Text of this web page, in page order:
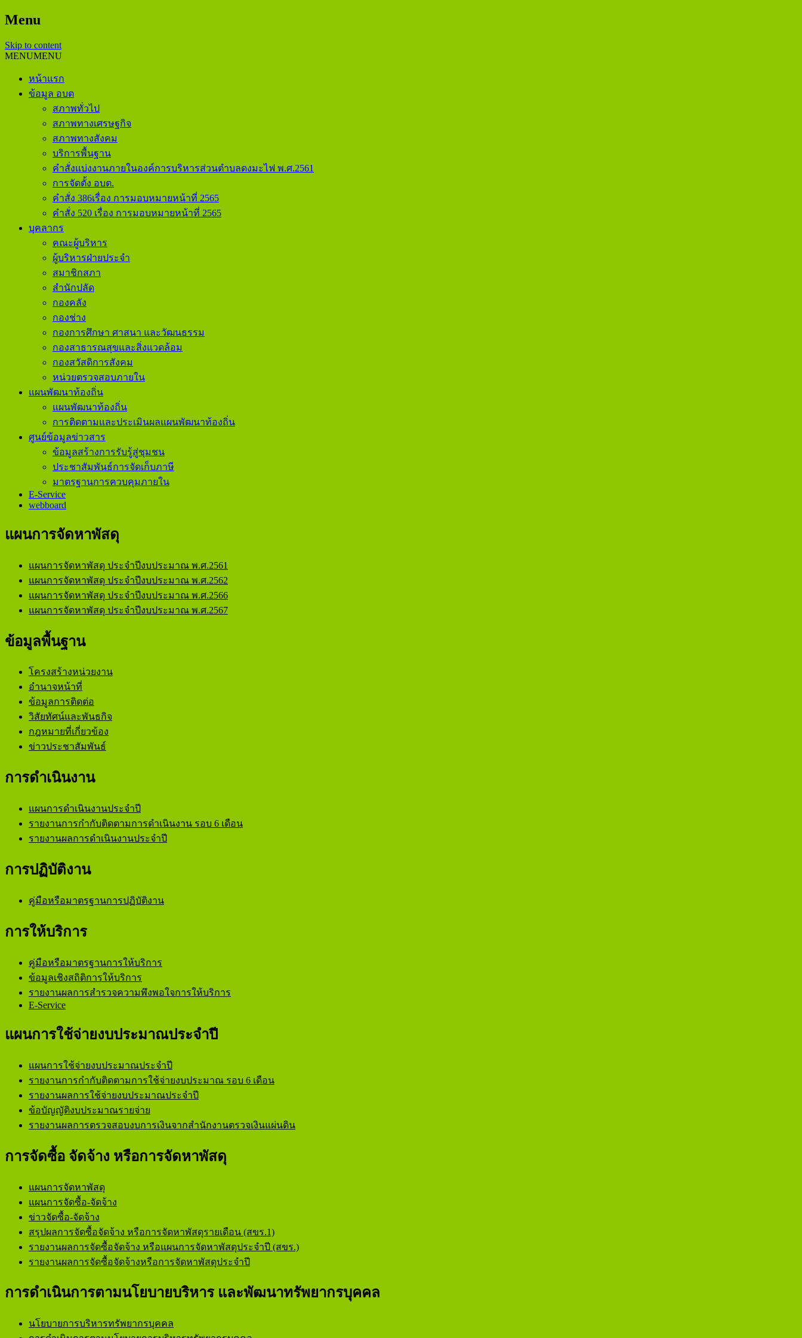
Menu
Skip to content
MENUMENU
หน้าแรก
ข้อมูล อบต
สภาพทั่วไป
สภาพทางเศรษฐกิจ
สภาพทางสังคม
บริการพื้นฐาน
คำสั่งแบ่งงานภายในองค์การบริหารส่วนตำบลดงมะไฟ พ.ศ.2561
การจัดตั้ง อบต.
คำสั่ง 386เรื่อง การมอบหมายหน้าที่ 2565
คำสั่ง 520 เรื่อง การมอบหมายหน้าที่ 2565
บุคลากร
คณะผู้บริหาร
ผู้บริหารฝ่ายประจำ
สมาชิกสภา
สำนักปลัด
กองคลัง
กองช่าง
กองการศึกษา ศาสนา และวัฒนธรรม
กองสาธารณสุขและสิ่งแวดล้อม
กองสวัสดิการสังคม
หน่วยตรวจสอบภายใน
แผนพัฒนาท้องถิ่น
แผนพัฒนาท้องถิ่น
การติดตามและประเมินผลแผนพัฒนาท้องถิ่น
ศูนย์ข้อมูลข่าวสาร
ข้อมูลสร้างการรับรู้สู่ชุมชน
ประชาสัมพันธ์การจัดเก็บภาษี
มาตรฐานการควบคุมภายใน
E-Service
webboard
องค์การบริหารส่วนตำบลดงมะไฟ
อบต.ดงมะไฟ อ.ทรายมูล จ.ยโสธร
แผนการจัดหาพัสดุ
แผนการจัดหาพัสดุ ประจำปีงบประมาณ พ.ศ.2561
แผนการจัดหาพัสดุ ประจำปีงบประมาณ พ.ศ.2562
แผนการจัดหาพัสดุ ประจำปีงบประมาณ พ.ศ.2566
แผนการจัดหาพัสดุ ประจำปีงบประมาณ พ.ศ.2567
ข้อมูลพื้นฐาน
โครงสร้างหน่วยงาน
อำนาจหน้าที่
ข้อมูลการติดต่อ
วิสัยทัศน์และพันธกิจ
กฎหมายที่เกี่ยวข้อง
ข่าวประชาสัมพันธ์
การดำเนินงาน
แผนการดำเนินงานประจำปี
รายงานการกำกับติดตามการดำเนินงาน รอบ 6 เดือน
รายงานผลการดำเนินงานประจำปี
การปฏิบัติงาน
คู่มือหรือมาตรฐานการปฏิบัติงาน
การให้บริการ
คู่มือหรือมาตรฐานการให้บริการ
ข้อมูลเชิงสถิติการให้บริการ
รายงานผลการสำรวจความพึงพอใจการให้บริการ
E-Service
แผนการใช้จ่ายงบประมาณประจำปี
แผนการใช้จ่ายงบประมาณประจำปี
รายงานการกำกับติดตามการใช้จ่ายงบประมาณ รอบ 6 เดือน
รายงานผลการใช้จ่ายงบประมาณประจำปี
ข้อบัญญัติงบประมาณรายจ่าย
รายงานผลการตรวจสอบงบการเงินจากสำนักงานตรวจเงินแผ่นดิน
การจัดซื้อ จัดจ้าง หรือการจัดหาพัสดุ
แผนการจัดหาพัสดุ
แผนการจัดซื้อ-จัดจ้าง
ข่าวจัดซื้อ-จัดจ้าง
สรุปผลการจัดซื้อจัดจ้าง หรือการจัดหาพัสดุรายเดือน (สขร.1)
รายงานผลการจัดซื้อจัดจ้าง หรือแผนการจัดหาพัสดุประจำปี (สขร.)
รายงานผลการจัดซื้อจัดจ้างหรือการจัดหาพัสดุประจำปี
การดำเนินการตามนโยบายบริหาร และพัฒนาทรัพยากรบุคคล
นโยบายการบริหารทรัพยากรบุคคล